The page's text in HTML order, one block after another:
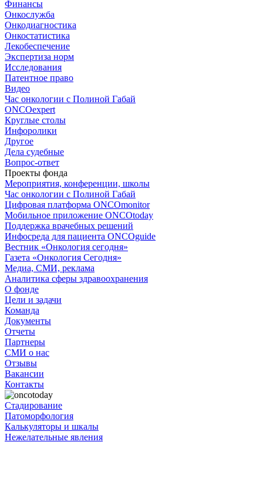
Финансы
Онкослужба
Онкодиагностика
Онкостатистика
Лекобеспечение
Экспертиза норм
Исследования
Патентное право
Видео
Час онкологии с Полиной Габай
ONCOexpert
Круглые столы
Инфоролики
Другое
Дела судебные
Вопрос-ответ
Проекты фонда
Мероприятия, конференции, школы
Час онкологии с Полиной Габай
Цифровая платформа ONCOmonitor
Мобильное приложение ONCOtoday
Поддержка врачебных решений
Инфосреда для пациента ONCOguide
Вестник «Онкология сегодня»
Газета «Онкология Сегодня»
Медиа, СМИ, реклама
Аналитика сферы здравоохранения
О фонде
Цели и задачи
Команда
Документы
Отчеты
Партнеры
СМИ о нас
Отзывы
Вакансии
Контакты
Стадирование
Патоморфология
Калькуляторы и шкалы
Нежелательные явления